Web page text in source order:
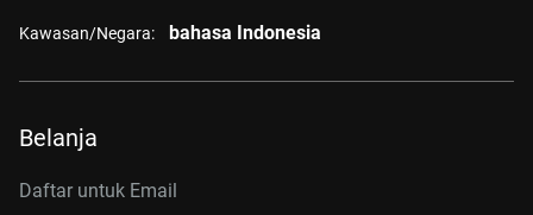
Kawasan/Negara: bahasa Indonesia
Belanja
Daftar untuk Email